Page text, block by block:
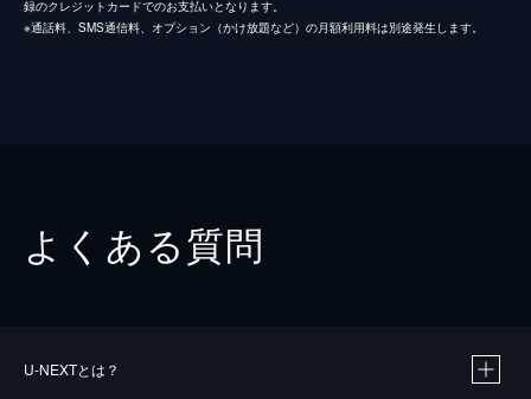
録のクレジットカードでのお支払いとなります。
※通話料、SMS通信料、オプション（かけ放題など）の月額利用料は別途発生します。
よくある質問
U-NEXTとは？